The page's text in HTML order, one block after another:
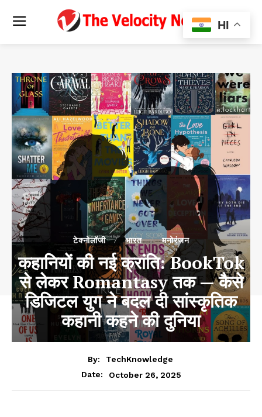
टेक्नोलॉजी भारत मनोरंजन
कहानियों की नई क्रांति: BookTok
से लेकर Romantasy तक — कैसे
डिजिटल युग ने बदल दी सांस्कृतिक
कहानी कहने की दुनिया
By:
TechKnowledge
Date:
October 26, 2025
HI